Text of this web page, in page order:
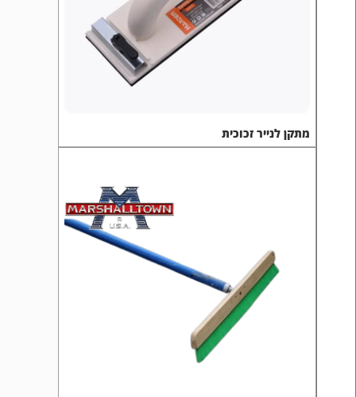
מתקן לנייר זכוכית